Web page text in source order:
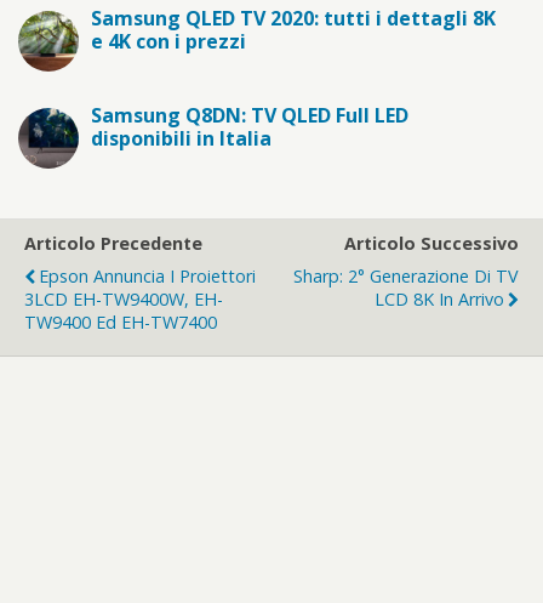
Samsung QLED TV 2020: tutti i dettagli 8K
e 4K con i prezzi
Samsung Q8DN: TV QLED Full LED
disponibili in Italia
Articolo Precedente
Epson Annuncia I Proiettori
3LCD EH-TW9400W, EH-
TW9400 Ed EH-TW7400
Articolo Successivo
Sharp: 2° Generazione Di TV
LCD 8K In Arrivo